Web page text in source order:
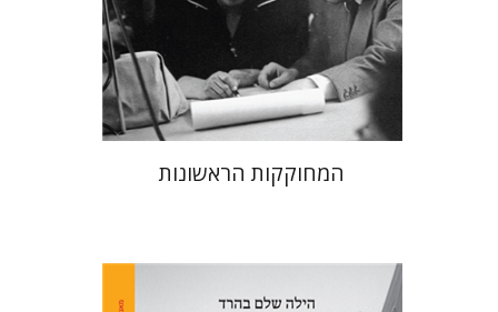
הנחת אתר ספר מודפס
$42
$38
המחוקקות הראשונות